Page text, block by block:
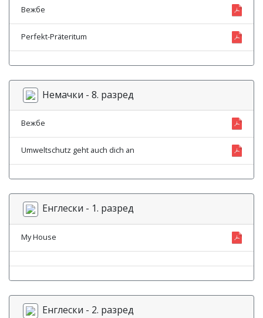
Вежбе
Perfekt-Präteritum
Немачки - 8. разред
Вежбе
Umweltschutz geht auch dich an
Енглески - 1. разред
My House
Енглески - 2. разред